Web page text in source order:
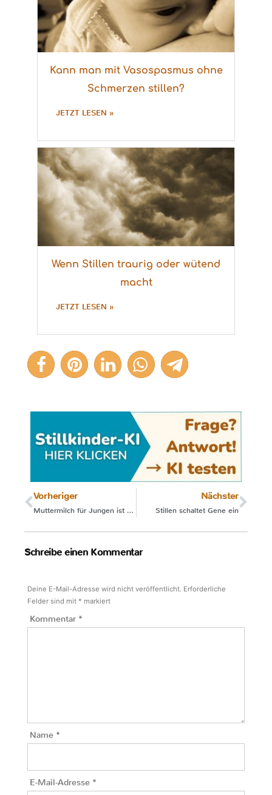
Kann man mit Vasospasmus ohne
Schmerzen stillen?
JETZT LESEN »
Wenn Stillen traurig oder wütend
macht
JETZT LESEN »
Vorheriger
Muttermilch für Jungen ist fetthaltiger
Nächster
Stillen schaltet Gene ein
Schreibe einen Kommentar
Deine E-Mail-Adresse wird nicht veröffentlicht. Erforderliche
Felder sind mit * markiert
Kommentar *
Name *
E-Mail-Adresse *